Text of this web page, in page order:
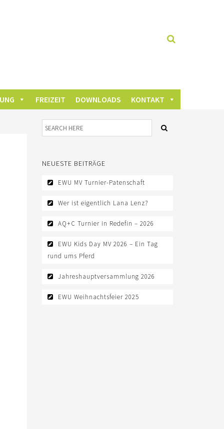
FREIZEIT DOWNLOADS KONTAKT
NEUESTE BEITRÄGE
EWU MV Turnier-Patenschaft
Wer ist eigentlich Lana Lenz?
AQ+C Turnier in Redefin – 2026
EWU Kids Day MV 2026 – Ein Tag
rund ums Pferd
Jahreshauptversammlung 2026
EWU Weihnachtsfeier 2025